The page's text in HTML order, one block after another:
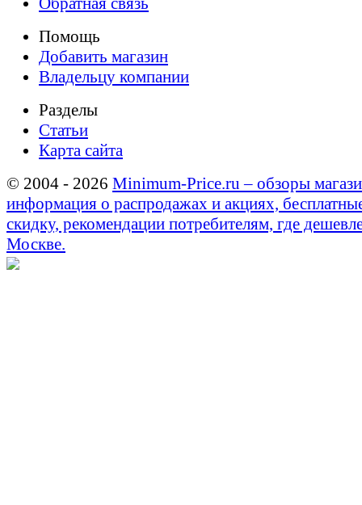
Помощь
Добавить магазин
Владельцу компании
Разделы
Статьи
Карта сайта
© 2004 - 2026 Minimum-Price.ru – обзоры
информация о распродажах и акциях,
скидку, рекомендации потребителям, где
Москве.